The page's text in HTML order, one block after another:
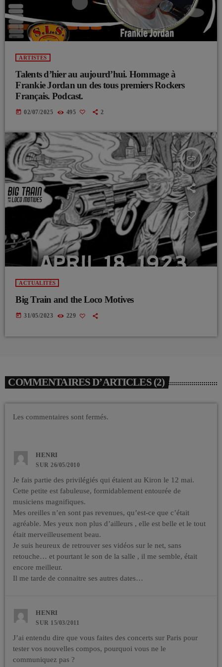
ARTISTES
Talents d’hier au aujourd’hui. Hommage à
Frankie Jordan un des tous premiers Rockers
Français. Podcast.
today 02/07/2025 495 2
insert_link
ACTUALITÉS
Big Train and the Loco Motives
today 31/05/2023 229
COMMENTAIRES D’ARTICLES (2)
Les commentaires sont fermés.
HENRI
SUR 26/05/2010
Je fais partie des privilégiés qui étaient au Kiron le 12 mai.
Cette petite est fabuleuse, formidablement entourée de
musiciens magnifiques.
Mes oreilles n’en sont pas revenues, qu’est-ce que c’était
agréable. Mes yeux non plus d’ailleurs , elle est belle et le tout
était merveilleusement beau.
Je suis heureux de retrouver ses vidéos sur le net, sans
retouche… et pourtant le son de la salle , il me semble, était
encore meilleur.
Il me tarde de connaitre ses autres dates…
HENRI
SUR 15/03/2011
J’ai entendu dire que vous faites des concerts sur Paris pour
tester vos nouvelles compos, pourquoi vous ne le
communiquez pas ?